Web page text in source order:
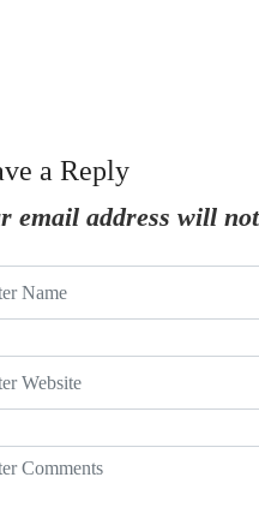
a Reply
email address will